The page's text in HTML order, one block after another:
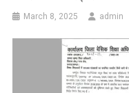
March 8, 2025 admin